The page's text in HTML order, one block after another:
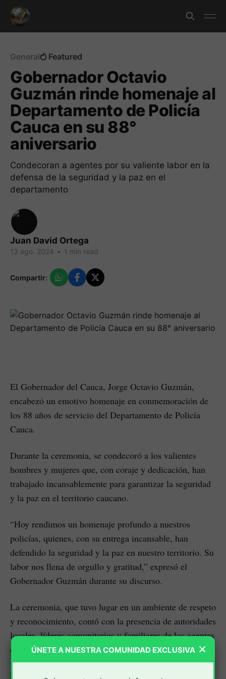
General Featured
Gobernador Octavio
Guzmán rinde homenaje al
Departamento de Policía
Cauca en su 88°
aniversario
Condecoran a agentes por su valiente labor en la
defensa de la seguridad y la paz en el
departamento
Juan David Ortega
13 ago. 2024 • 1 min read
Compartir:
El Gobernador del Cauca, Jorge Octavio Guzmán,
encabezó un emotivo homenaje en conmemoración de
los 88 años de servicio del Departamento de Policía
Cauca.
Durante la ceremonia, se condecoró a los valientes
hombres y mujeres que, con coraje y dedicación, han
trabajado incansablemente para garantizar la seguridad
y la paz en el territorio caucano.
“Hoy rendimos un homenaje profundo a nuestros
policías, quienes, con su entrega incansable, han
defendido la seguridad y la paz en nuestro territorio. Su
labor nos llena de orgullo y gratitud,” expresó el
Gobernador Guzmán durante su discurso.
La ceremonia, que tuvo lugar en un ambiente de respeto
y reconocimiento, contó con la presencia de autoridades
locales, líderes comunitarios y familiares de los agentes
condecorados.
Estos reconocimientos destacan el compromiso y
×
ÚNETE A NUESTRA COMUNIDAD EXCLUSIVA